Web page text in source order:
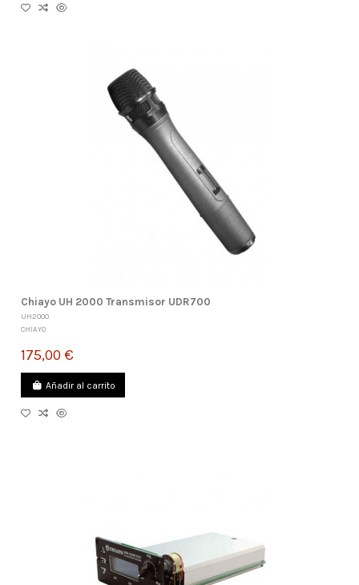
Chiayo UH 2000 Transmisor UDR700
UH2000
CHIAYO
175,00 €
Añadir al carrito